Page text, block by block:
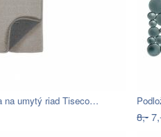
na umytý riad Tiseco…
8,-